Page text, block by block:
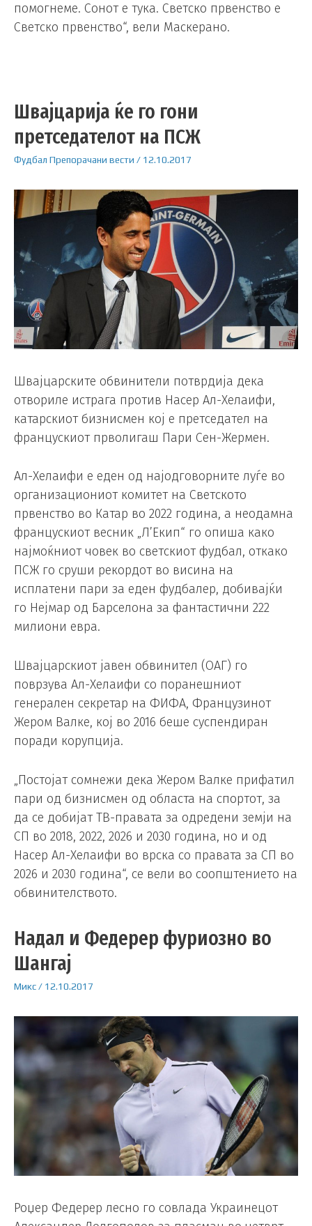
помогнеме. Сонот е тука. Светско првенство е
Светско првенство“, вели Маскерано.
Швајцарија ќе го гони
претседателот на ПСЖ
Фудбал Препорачани вести / 12.10.2017
Швајцарските обвинители потврдија дека
отвориле истрага против Насер Ал-Хелаифи,
катарскиот бизнисмен кој е претседател на
францускиот прволигаш Пари Сен-Жермен.
Ал-Хелаифи е еден од најодговорните луѓе во
организациониот комитет на Светското
првенство во Катар во 2022 година, а неодамна
францускиот весник „Л’Екип“ го опиша како
најмоќниот човек во светскиот фудбал, откако
ПСЖ го сруши рекордот во висина на
исплатени пари за еден фудбалер, добивајќи
го Нејмар од Барселона за фантастични 222
милиони евра.
Швајцарскиот јавен обвинител (ОАГ) го
поврзува Ал-Хелаифи со поранешниот
генерален секретар на ФИФА, Французинот
Жером Валке, кој во 2016 беше суспендиран
поради корупција.
„Постојат сомнежи дека Жером Валке прифатил
пари од бизнисмен од областа на спортот, за
да се добијат ТВ-правата за одредени земји на
СП во 2018, 2022, 2026 и 2030 година, но и од
Насер Ал-Хелаифи во врска со правата за СП во
2026 и 2030 година“, се вели во соопштението на
обвинителството.
Надал и Федерер фуриозно во
Шангај
Микс/ 12.10.2017
Роџер Федерер лесно го совлада Украинецот